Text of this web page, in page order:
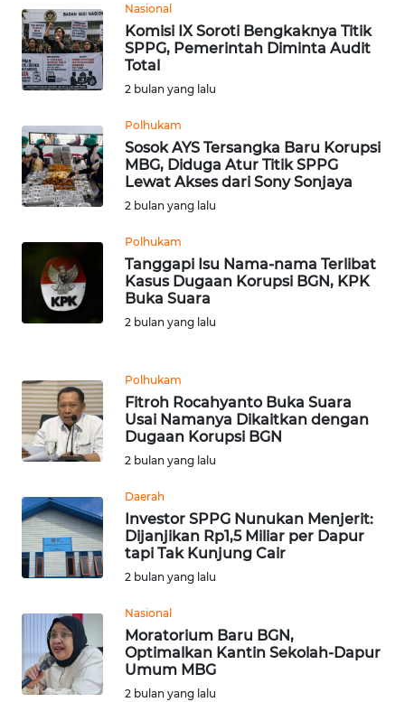
Nasional
Komisi IX Soroti Bengkaknya Titik
SPPG, Pemerintah Diminta Audit
Total
2 bulan yang lalu
Polhukam
Sosok AYS Tersangka Baru Korupsi
MBG, Diduga Atur Titik SPPG
Lewat Akses dari Sony Sonjaya
2 bulan yang lalu
Polhukam
Tanggapi Isu Nama-nama Terlibat
Kasus Dugaan Korupsi BGN, KPK
Buka Suara
2 bulan yang lalu
Polhukam
Fitroh Rocahyanto Buka Suara
Usai Namanya Dikaitkan dengan
Dugaan Korupsi BGN
2 bulan yang lalu
Daerah
Investor SPPG Nunukan Menjerit:
Dijanjikan Rp1,5 Miliar per Dapur
tapi Tak Kunjung Cair
2 bulan yang lalu
Nasional
Moratorium Baru BGN,
Optimalkan Kantin Sekolah-Dapur
Umum MBG
2 bulan yang lalu
KARAWANG
WN
BEKASI
WN
BOGOR
WN
WN
TAPANULI
UTARA
WN
PADANG
LAWAS
WN
SUMEDANG
WN
WN
KEPULAUAN
SERIBU